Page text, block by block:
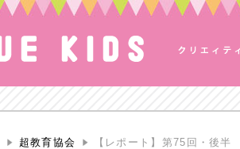
超教育協会
【レポート】第75回・後半